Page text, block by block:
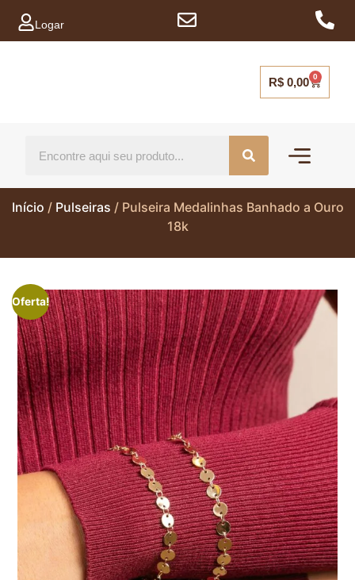
Logar
R$0,00 0
Início / Pulseiras / Pulseira Medalinhas Banhado a Ouro
18k
Oferta!